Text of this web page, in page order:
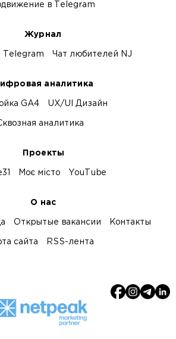
в Telegram
Журнал
Чат любителей NJ
аналитика
GA4 UX/UI Дизайн
аналитика
Проекты
Моє місто YouTube
О нас
Открытые вакансии Контакты
сайта RSS-лента